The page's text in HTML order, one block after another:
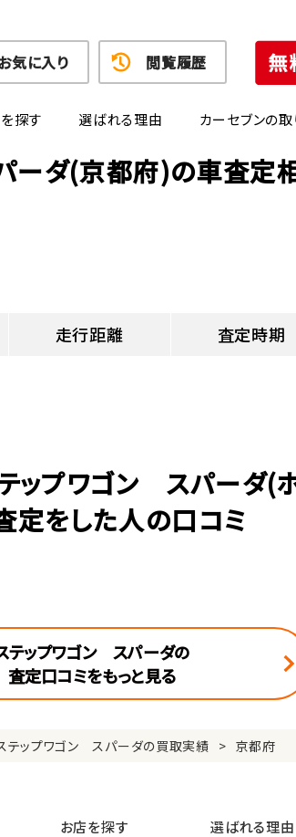
探す 選ばれる理由 カーセブンの
気に入り 閲覧履歴
ーダ(京都府)の車査定
走行距離 査定時期
ップワゴン スパーダ(
定をした人の口コミ
テップワゴン スパーダの
査定口コミをもっと見る
テップワゴン スパーダの買取実績 京都府
お店を探す 選ばれる理由